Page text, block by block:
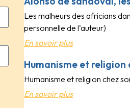
Les malheurs des africians
personnelle de l’auteur)
En savoir plus
Humanisme et religion
Humanisme et religion chez
En savoir plus